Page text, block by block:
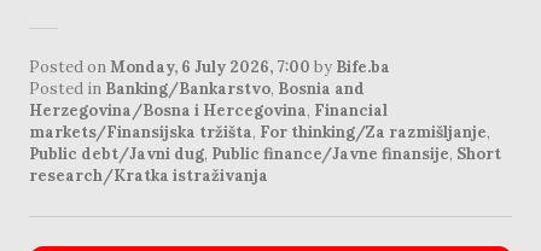
Posted on Monday, 6 July 2026, 7:00 by Bife.ba
Posted in Banking/Bankarstvo, Bosnia and
Herzegovina/Bosna i Hercegovina, Financial
markets/Finansijska tržišta, For thinking/Za razmišljanje,
Public debt/Javni dug, Public finance/Javne finansije, Short
research/Kratka istraživanja